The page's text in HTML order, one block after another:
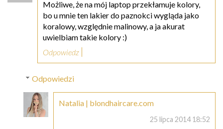
Możliwe, że na mój laptop przekłamuje kolory,
bo u mnie ten lakier do paznokci wygląda jako
koralowy, względnie malinowy, a ja akurat
uwielbiam takie kolory :)
Odpowiedz
Odpowiedzi
Natalia | blondhaircare.com
25 lipca 2014 18:52